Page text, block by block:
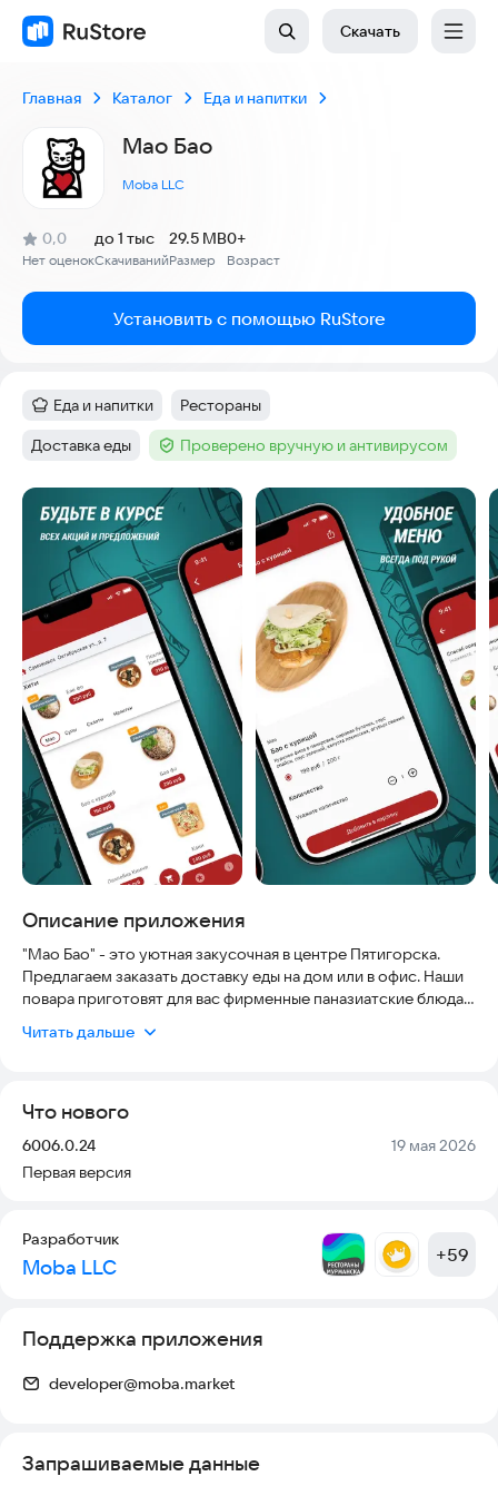
Скачать
Главная Каталог Еда и напитки
Мао Бао
Moba LLC
Рейтинг:
0,0
(
Нет оценок
)
Скачиваний
до 1 тыс
Размер
29.5 MB
Возраст
0+
Установить с помощью RuStore
Категория:
Еда и напитки Тег:
Рестораны
Тег:
Доставка еды Тег :Проверено вручную и антивирусом
Скриншоты
Описание приложения
"Мао Бао" - это уютная закусочная в центре Пятигорска.
Предлагаем заказать доставку еды на дом или в офис. Наши
повара приготовят для вас фирменные паназиатские блюда:
попробовать наши роллы (классические и темпура). Это и
Читать дальше
Что нового
Версия:
6006.0.24 Дата:
19 мая 2026
Первая версия
Разработчик
Moba LLC +59
Поддержка приложения
developer@moba.market
Запрашиваемые данные